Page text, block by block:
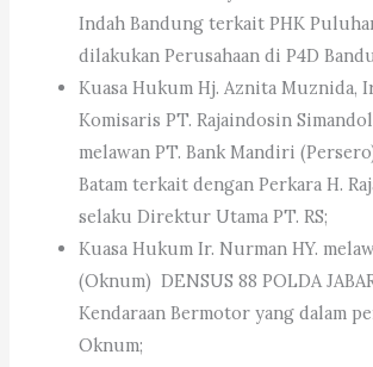
Indah Bandung terkait PHK
dilakukan Perusahaan di P4D
Kuasa Hukum Hj. Aznita Muznida,
Komisaris PT. Rajaindosin
melawan PT. Bank Mandiri
Batam terkait dengan Perkara H.
selaku Direktur Utama PT. RS;
Kuasa Hukum Ir. Nurman HY.
(Oknum) DENSUS 88 POLDA
Kendaraan Bermotor yang dalam
Oknum;